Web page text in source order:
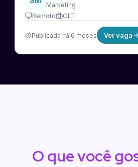
Marketing
Remoto CLT
Publicada há 6 meses Ver vaga
O que você